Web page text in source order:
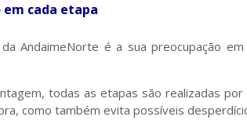
cada etapa
AndaimeNorte é a sua preocupação
todas as etapas são realizadas por
como também evita possíveis